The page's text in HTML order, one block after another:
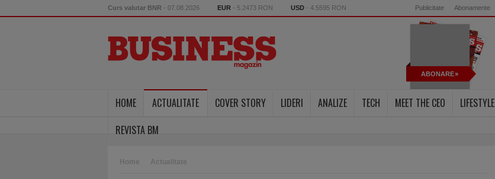
Curs valutar BNR - 07.08.2026 EUR - 5.2473 RON USD - 4.5595 RON Publicitate Abonamente
ABONARE
HOME ACTUALITATE COVER STORY LIDERI ANALIZE TECH MEET THE CEO LIFESTYLE
REVISTA BM
Home Actualitate